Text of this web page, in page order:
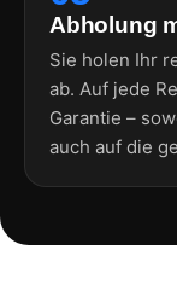
Abholung
Sie holen Ihr
ab. Auf jede
Garantie –
auch auf die